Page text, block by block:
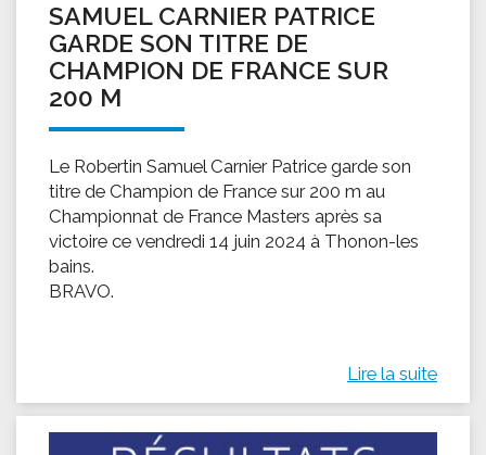
SAMUEL CARNIER PATRICE
GARDE SON TITRE DE
CHAMPION DE FRANCE SUR
200 M
Le Robertin Samuel Carnier Patrice garde son
titre de Champion de France sur 200 m au
Championnat de France Masters après sa
victoire ce vendredi 14 juin 2024 à Thonon-les
bains.
BRAVO.
Lire la suite